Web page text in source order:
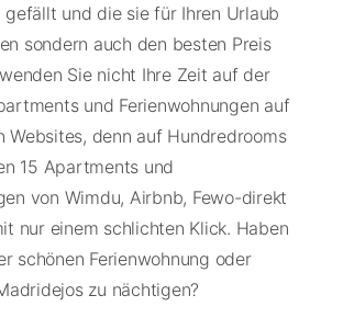
gefällt und die sie für Ihren Urlaub
sondern auch den besten Preis
Sie nicht Ihre Zeit auf der
und Ferienwohnungen auf
Websites, denn auf Hundredrooms
15 Apartments und
von Wimdu, Airbnb, Fewo-direkt
nur einem schlichten Klick. Haben
schönen Ferienwohnung oder
zu nächtigen?